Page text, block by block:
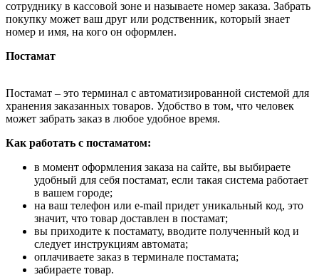
сотруднику в кассовой зоне и называете номер заказа. Забрать
покупку может ваш друг или родственник, который знает
номер и имя, на кого он оформлен.
Постамат
Постамат – это терминал с автоматизированной системой для
хранения заказанных товаров. Удобство в том, что человек
может забрать заказ в любое удобное время.
Как работать с постаматом:
в момент оформления заказа на сайте, вы выбираете
удобный для себя постамат, если такая система работает
в вашем городе;
на ваш телефон или e-mail придет уникальный код, это
значит, что товар доставлен в постамат;
вы приходите к постамату, вводите полученный код и
следует инструкциям автомата;
оплачиваете заказ в терминале постамата;
забираете товар.